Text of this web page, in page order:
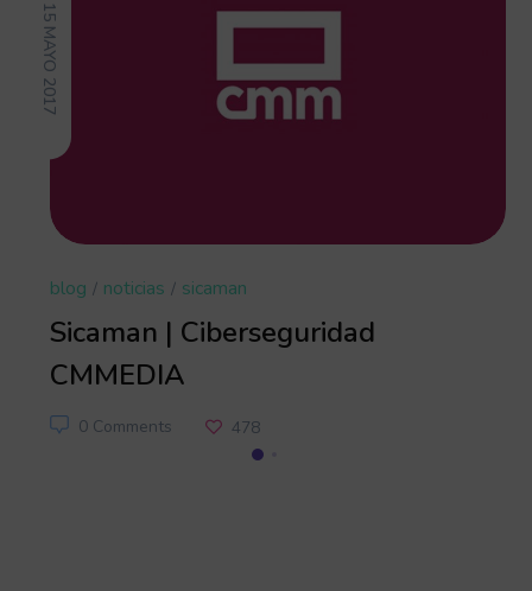
15 MAYO 2017
blog noticias sicaman
Sicaman | Ciberseguridad
CMMEDIA
478
0 Comments